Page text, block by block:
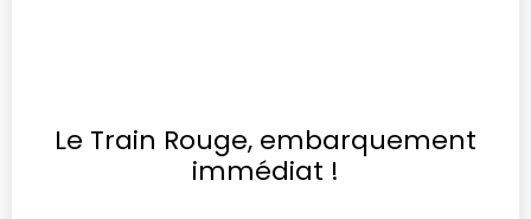
Le Train Rouge, embarquement
immédiat !